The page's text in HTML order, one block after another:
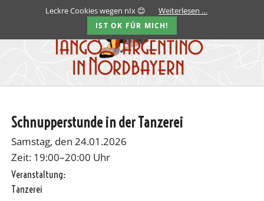
Schnupperstunde in der Tanzerei
Samstag, den 24.01.2026
Zeit: 19:00–20:00 Uhr
Veranstaltung:
Tanzerei
Leckre Cookies wegen nIx 😊 Weiterlesen …
IST OK FÜR MICH!